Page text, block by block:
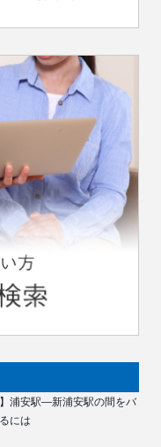
】浦安駅―新浦安駅の間をバ
には